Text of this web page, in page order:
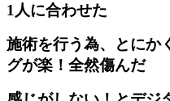
1人に合わせた
施術を行う為、とにか
グが楽！全然傷んだ